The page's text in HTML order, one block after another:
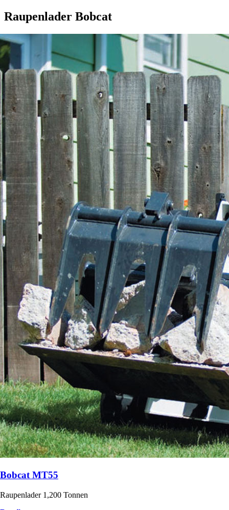
Raupenlader Bobcat
Bobcat MT55
Raupenlader 1,200 Tonnen